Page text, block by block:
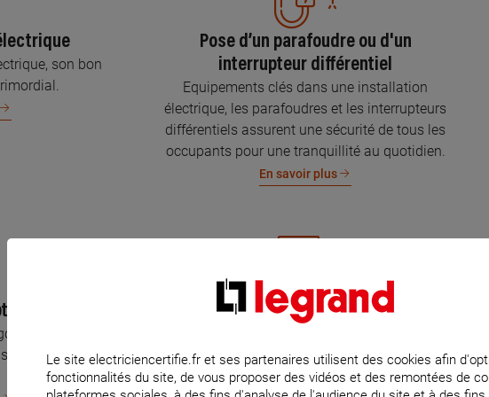
son bon
Pose d’un parafoudre ou d'un
interrupteur différentiel
Equipements clés dans une installation
électrique, les parafoudres et les interrupteurs
différentiels assurent une sécurité de tous les
occupants pour une tranquillité au quotidien.
En savoir plus
du jour, c’est
Certifiés par
Mise aux normes de l’installation
Parce que l’électricité implique la sécurité et la
protection de votre famille et de vos biens,
Le site electriciencertifie.fr et ses partenaires utilisent des cookies afin
fonctionnalités du site, de vous proposer des vidéos et des remontées de